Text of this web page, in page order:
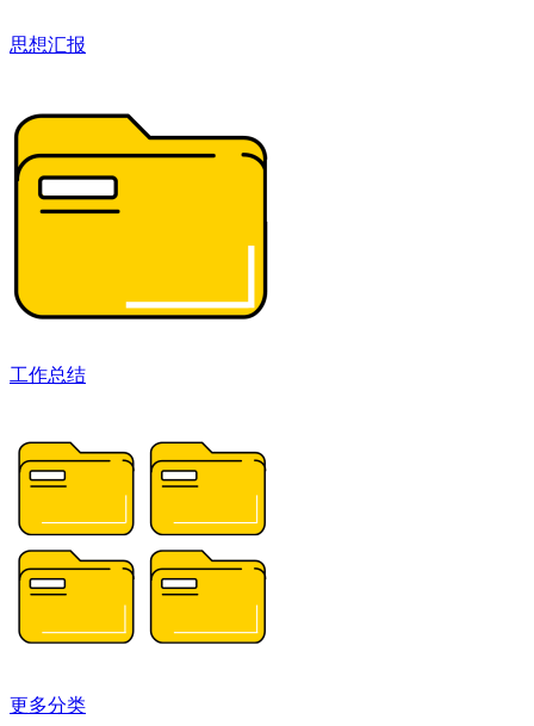
思想汇报
工作总结
更多分类